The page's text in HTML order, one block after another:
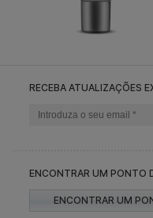
RECEBA ATUALIZAÇÕES
ENCONTRAR UM PONTO
ENCONTRAR UM